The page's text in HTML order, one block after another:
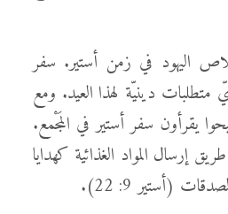
اليهود في زمن أستير. سفر
دينيّة لهذا العيد. ومع
يقرأون سفر أستير في المَجْمع.
إرسال المواد الغذائية كهدايا
(أستير 9: 22).